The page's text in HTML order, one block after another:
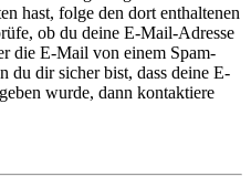
hast, folge den dort enthaltenen
ob du deine E-Mail-Adresse
die E-Mail von einem Spam-
du dir sicher bist, dass deine E-
wurde, dann kontaktiere